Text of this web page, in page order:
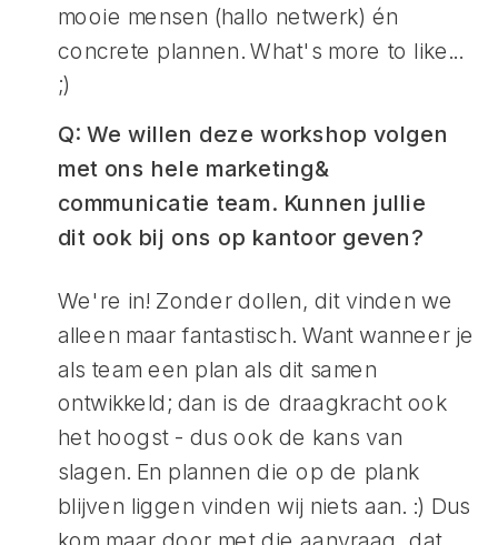
mooie mensen (hallo netwerk) én
concrete plannen. What's more to like...
;)
Q: We willen deze workshop volgen
met ons hele marketing&
communicatie team. Kunnen jullie
dit ook bij ons op kantoor geven?
We're in! Zonder dollen, dit vinden we
alleen maar fantastisch. Want wanneer je
als team een plan als dit samen
ontwikkeld; dan is de draagkracht ook
het hoogst - dus ook de kans van
slagen. En plannen die op de plank
blijven liggen vinden wij niets aan. :) Dus
kom maar door met die aanvraag, dat